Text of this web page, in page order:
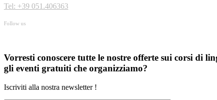
Tel: +39 051.406363
Follow us
Vorresti conoscere tutte le nostre offerte sui corsi di
gli eventi gratuiti che organizziamo?
Iscriviti alla nostra newsletter !